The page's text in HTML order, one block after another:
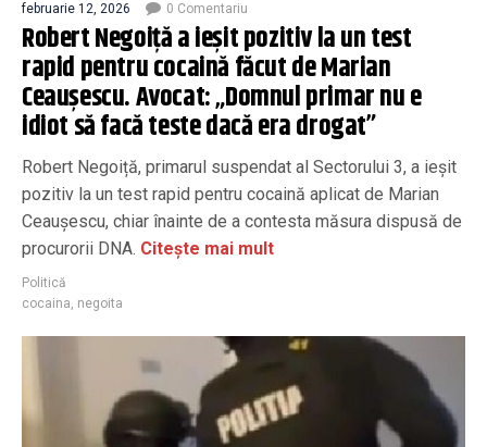
februarie 12, 2026 0 Comentariu
Robert Negoiță a ieșit pozitiv la un test
rapid pentru cocaină făcut de Marian
Ceaușescu. Avocat: „Domnul primar nu e
idiot să facă teste dacă era drogat”
Robert Negoiță, primarul suspendat al Sectorului 3, a ieșit
pozitiv la un test rapid pentru cocaină aplicat de Marian
Ceaușescu, chiar înainte de a contesta măsura dispusă de
procurorii DNA. Citește mai mult
Politică
cocaina, negoita